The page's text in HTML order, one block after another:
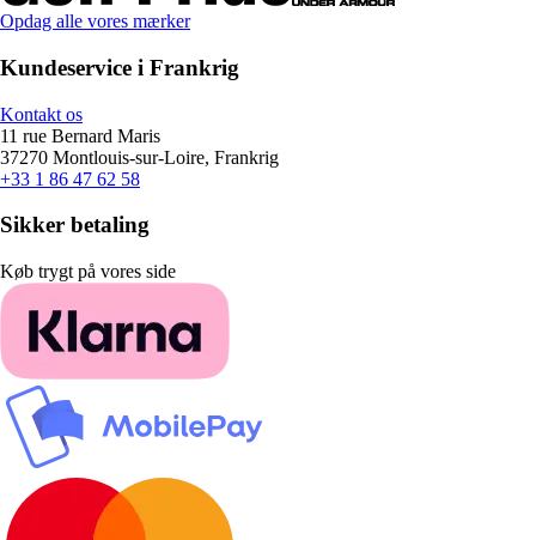
Opdag alle vores mærker
Kundeservice i Frankrig
Kontakt os
11 rue Bernard Maris
37270 Montlouis-sur-Loire, Frankrig
+33 1 86 47 62 58
Sikker betaling
Køb trygt på vores side